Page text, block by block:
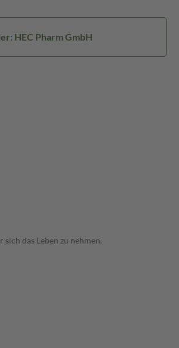
HEC Pharm GmbH
das Leben zu nehmen.